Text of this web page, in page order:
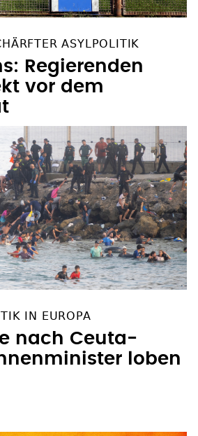
ASYLPOLITIK
Regierenden
vor dem
IN EUROPA
nach Ceuta-
loben